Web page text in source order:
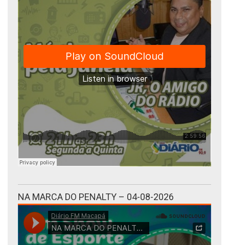
NA MARCA DO PENALTY – 04-08-2026